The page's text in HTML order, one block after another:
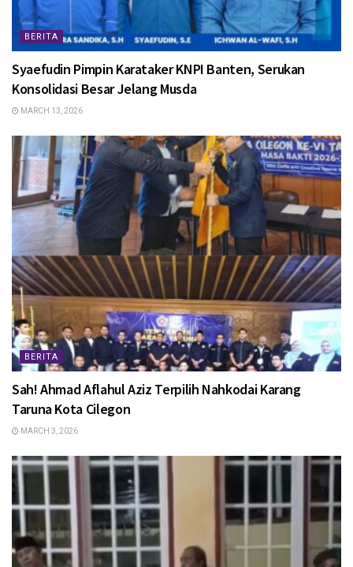
BERITA
Syaefudin Pimpin Karataker KNPI Banten, Serukan
Konsolidasi Besar Jelang Musda
MARCH 13, 2026
BERITA
Sah! Ahmad Aflahul Aziz Terpilih Nahkodai Karang
Taruna Kota Cilegon
MARCH 3, 2026